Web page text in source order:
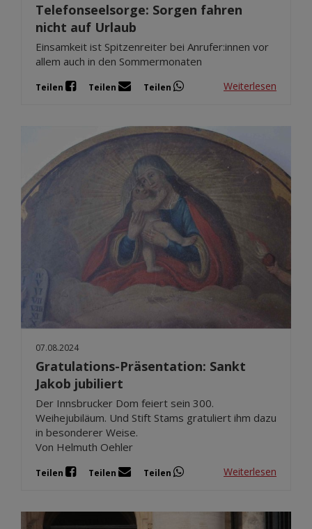
Telefonseelsorge: Sorgen fahren
nicht auf Urlaub
Einsamkeit ist Spitzenreiter bei Anrufer:innen vor
allem auch in den Sommermonaten
Teilen Teilen Teilen Weiterlesen
07.08.2024
Gratulations-Präsentation: Sankt
Jakob jubiliert
Der Innsbrucker Dom feiert sein 300.
Weihejubiläum. Und Stift Stams gratuliert ihm dazu
in besonderer Weise.
Von Helmuth Oehler
Teilen Teilen Teilen Weiterlesen